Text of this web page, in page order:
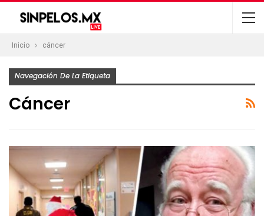
Inicio cáncer
Navegación De La Etiqueta
Cáncer